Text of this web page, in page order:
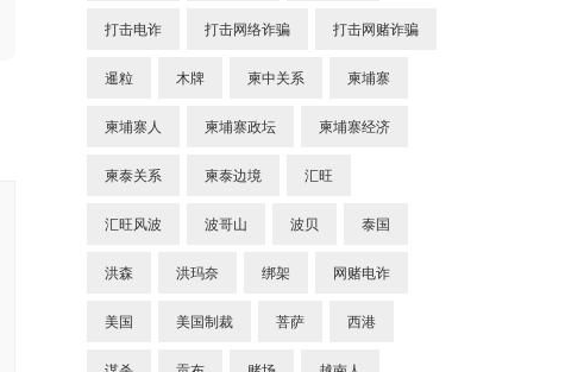
打击电诈 打击网络诈骗 打击网赌诈骗
暹粒 木牌 柬中关系 柬埔寨
柬埔寨人 柬埔寨政坛 柬埔寨经济
柬泰关系 柬泰边境 汇旺
汇旺风波 波哥山 波贝 泰国
洪森 洪玛奈 绑架 网赌电诈
美国 美国制裁 菩萨 西港